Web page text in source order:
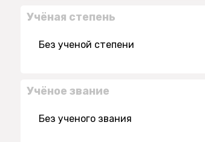
Учёная степень
Без ученой степени
Учёное звание
Без ученого звания